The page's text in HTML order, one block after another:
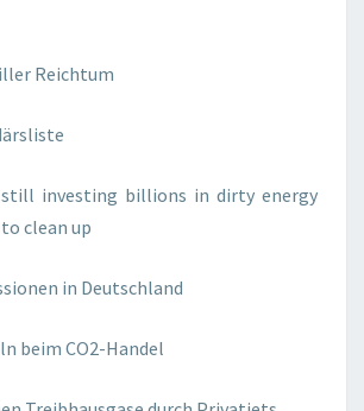
Reichtum
investing billions in dirty energy
clean up
in Deutschland
beim CO2-Handel